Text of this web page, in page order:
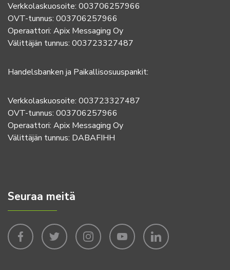
Verkkolaskuosoite: 003706257966
OVT-tunnus: 003706257966
Operaattori: Apix Messaging Oy
Välittäjän tunnus: 003723327487
Handelsbanken ja Paikallisosuuspankit:
Verkkolaskuosoite: 003723327487
OVT-tunnus: 003706257966
Operaattori: Apix Messaging Oy
Välittäjän tunnus: DABAFIHH
Seuraa meitä